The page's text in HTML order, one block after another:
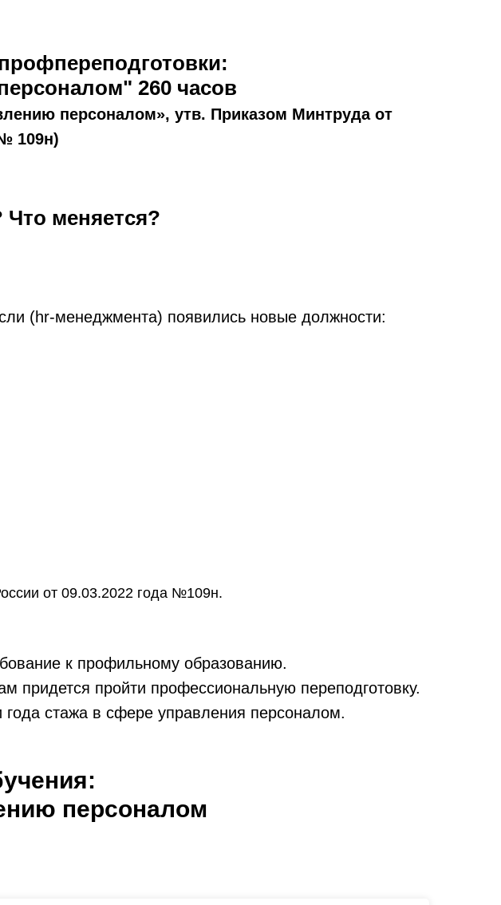
260 часов
персоналом», утв. Приказом Минтруда от
109н)
меняется?
(hr-менеджмента) появились новые должности:
от 09.03.2022 года №109н.
к профильному образованию.
придется пройти профессиональную переподготовку.
стажа в сфере управления персоналом.
персоналом